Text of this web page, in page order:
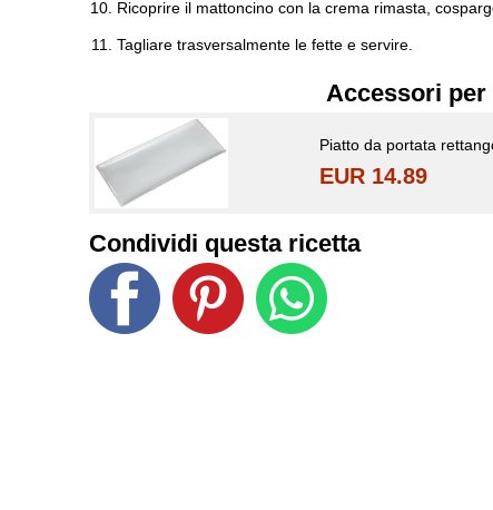
Ricoprire il mattoncino con la crema rimasta,
Tagliare trasversalmente le fette e servire.
Accessori per
Piatto da portata
EUR 14.89
Condividi questa ricetta